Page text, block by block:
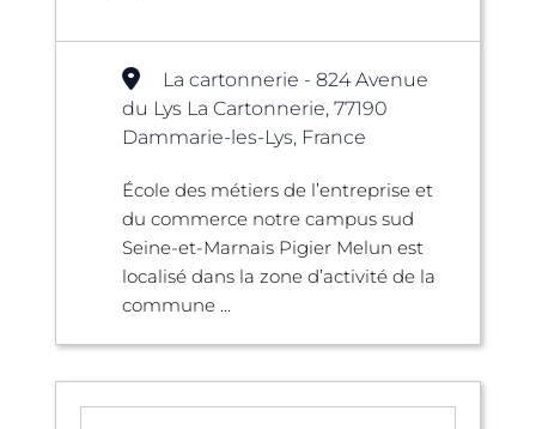
La cartonnerie - 824 Avenue
du Lys La Cartonnerie, 77190
Dammarie-les-Lys, France
École des métiers de l’entreprise et
du commerce notre campus sud
Seine-et-Marnais Pigier Melun est
localisé dans la zone d’activité de la
commune ...